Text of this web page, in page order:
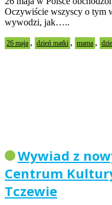
Oczywiście wszyscy o tym
wywodzi, jak…..
26 maja , dzień matki , mama ,
Wywiad z
Centrum
Tczewie